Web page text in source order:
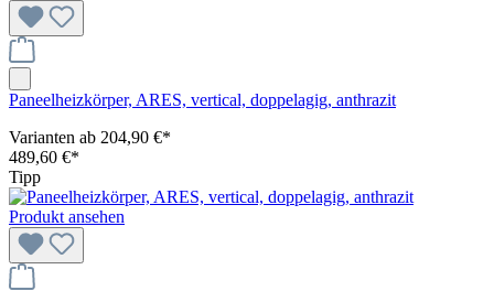
Paneelheizkörper, ARES, vertical, doppelagig, anthrazit
Varianten ab 204,90 €*
489,60 €*
Tipp
Produkt ansehen